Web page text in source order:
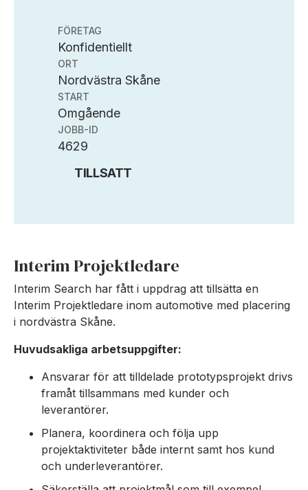
FÖRETAG
Konfidentiellt
ORT
Nordvästra Skåne
START
Omgående
JOBB-ID
4629
TILLSATT
Interim Projektledare
Interim Search har fått i uppdrag att tillsätta en
Interim Projektledare inom automotive med placering
i nordvästra Skåne.
Huvudsakliga arbetsuppgifter:
Ansvarar för att tilldelade prototypsprojekt drivs
framåt tillsammans med kunder och
leverantörer.
Planera, koordinera och följa upp
projektaktiviteter både internt samt hos kund
och underleverantörer.